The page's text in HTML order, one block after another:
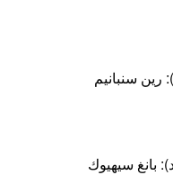
سنبانيم
بانغ سيهيوك